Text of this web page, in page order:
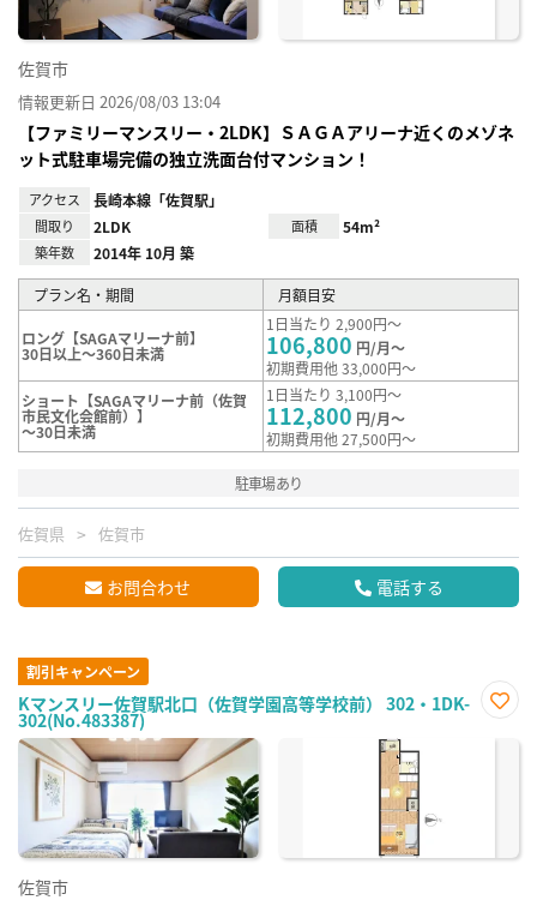
佐賀市
情報更新日 2026/08/03 13:04
【ファミリーマンスリー・2LDK】ＳＡＧＡアリーナ近くのメゾネ
ット式駐車場完備の独立洗面台付マンション！
アクセス 長崎本線「佐賀駅」
間取り 2LDK 面積 54m²
築年数 2014年 10月 築
プラン名・期間 月額目安
ロング【SAGAマリーナ前】
30日以上～360日未満
1日当たり 2,900円～
106,800 円/月～
初期費用他 33,000円～
ショート【SAGAマリーナ前（佐賀
市民文化会館前）】
～30日未満
1日当たり 3,100円～
112,800 円/月～
初期費用他 27,500円～
駐車場あり
佐賀県 佐賀市
お問合わせ 電話する
割引キャンペーン
Kマンスリー佐賀駅北口（佐賀学園高等学校前） 302・1DK-
302(No.483387)
に入
佐賀市